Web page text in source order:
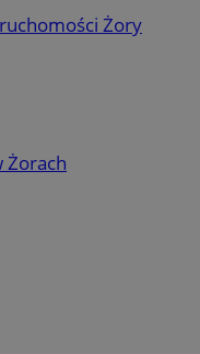
Żory
Żorach